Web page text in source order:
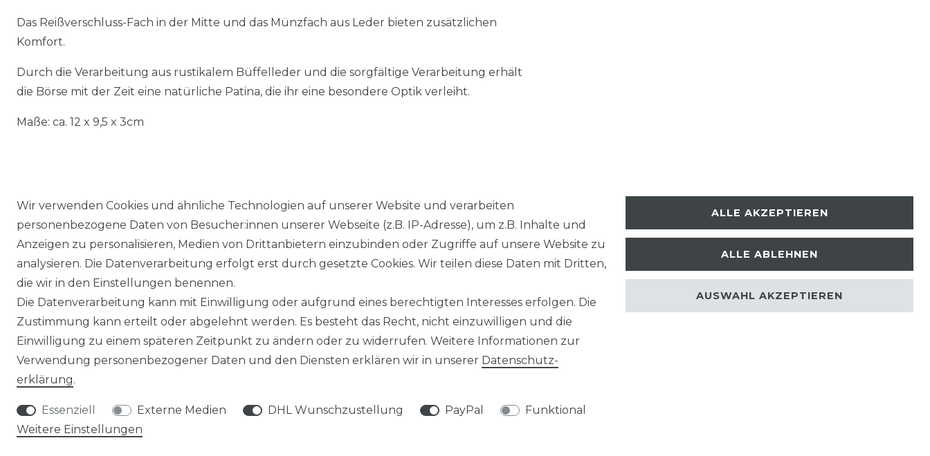
Das Reißverschluss-Fach in der Mitte und das Münzfach aus Leder bieten zusätzlichen
Komfort.
Durch die Verarbeitung aus rustikalem Büffelleder und die sorgfältige Verarbeitung erhält
die Börse mit der Zeit eine natürliche Patina, die ihr eine besondere Optik verleiht.
Maße: ca. 12 x 9,5 x 3cm
Widerrufs­recht Daten­schutz­erklärung AGB
info@taschen-tony.de
© Copyright 2026 | Alle Rechte vorbehalten.
Wir verwenden Cookies und ähnliche Technologien auf unserer Website und verarbeiten
personenbezogene Daten von Besucher:innen unserer Webseite (z.B. IP-Adresse), um z.B. Inhalte und
Anzeigen zu personalisieren, Medien von Drittanbietern einzubinden oder Zugriffe auf unsere Website zu
analysieren. Die Datenverarbeitung erfolgt erst durch gesetzte Cookies. Wir teilen diese Daten mit Dritten,
die wir in den Einstellungen benennen.
Die Datenverarbeitung kann mit Einwilligung oder aufgrund eines berechtigten Interesses erfolgen. Die
Zustimmung kann erteilt oder abgelehnt werden. Es besteht das Recht, nicht einzuwilligen und die
Einwilligung zu einem späteren Zeitpunkt zu ändern oder zu widerrufen. Weitere Informationen zur
Verwendung personenbezogener Daten und den Diensten erklären wir in unserer Daten­schutz­
erklärung.
Essenziell Externe Medien DHL Wunschzustellung PayPal
Funktional
Weitere Einstellungen
ALLE AKZEPTIEREN
ALLE ABLEHNEN
AUSWAHL AKZEPTIEREN